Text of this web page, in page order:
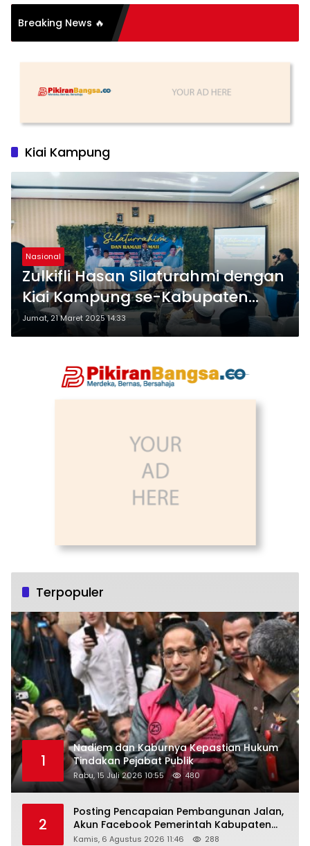
Breaking News 🔥
Kiai Kampung
Nasional
Zulkifli Hasan Silaturahmi dengan
Kiai Kampung se-Kabupaten
Kendal
Jumat, 21 Maret 2025 14:33
Terpopuler
1
Nadiem dan Kaburnya Kepastian Hukum
Tindakan Pejabat Publik
Rabu, 15 Juli 2026 10:55 480
2
Posting Pencapaian Pembangunan Jalan,
Akun Facebook Pemerintah Kabupaten
Rembang “Dirujak” Warganet
Kamis, 6 Agustus 2026 11:46 288